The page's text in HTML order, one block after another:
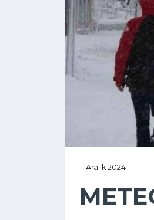
11 Aralık 2024